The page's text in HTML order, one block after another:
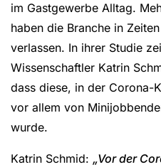
im Gastgewerbe Alltag.
haben die Branche in
verlassen. In ihrer Studie
Wissenschaftler Katrin
dass diese, in der Corona-
vor allem von
wurde.
Katrin Schmid: „Vor der